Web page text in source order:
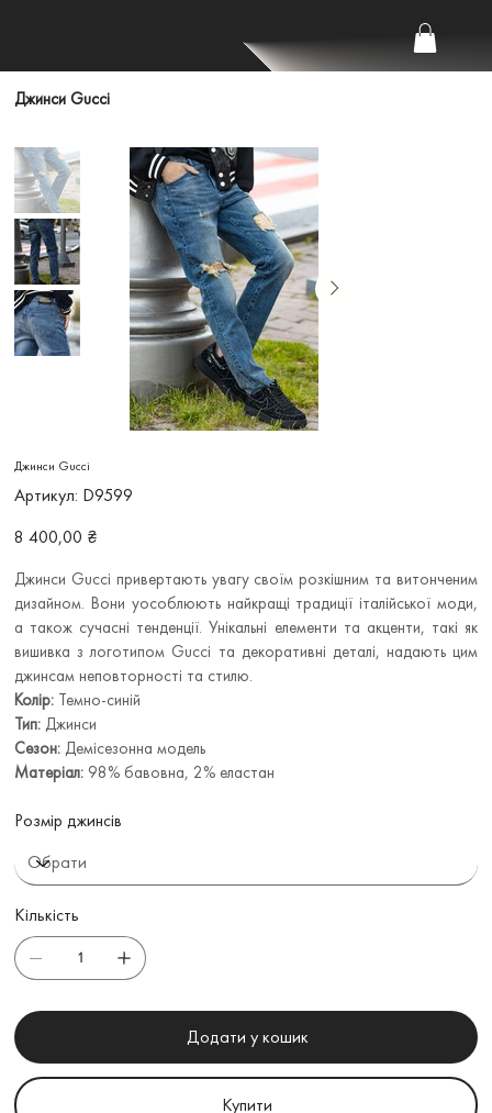
Джинси Gucci
Джинси Gucci
Артикул: Артикул
D9599
D9599
Ціна
8 400,00 ₴
Джинси Gucci привертають увагу своїм розкішним та витонченим
дизайном. Вони уособлюють найкращі традиції італійської моди,
а також сучасні тенденції. Унікальні елементи та акценти, такі як
вишивка з логотипом Gucci та декоративні деталі, надають цим
джинсам неповторності та стилю.
Колір: Темно-синій
Тип: Джинси
Сезон: Демісезонна модель
Матеріал: 98% бавовна, 2% еластан
Розмір джинсів
Кількість
Додати у кошик
Купити